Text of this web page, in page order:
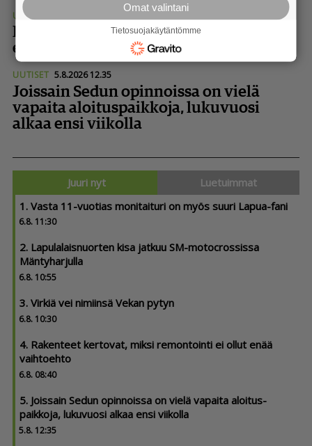
UUTISET
Rakenteet kertovat, miksi remontointi
ei ollut enää vaihtoehto
UUTISET 5.8.2026 12.35
Joissain Sedun opinnoissa on vielä
vapaita aloitus­paikkoja, lukuvuosi
alkaa ensi viikolla
Juuri nyt
Luetuimmat
1. Vasta 11-vuotias monitaituri on myös suuri Lapua-fani
6.8. 11:30
2. Lapula­lais­nuorten kisa jatkuu SM-motocrossissa
Mäntyharjulla
6.8. 10:55
3. Virkiä vei nimiinsä Vekan pytyn
6.8. 10:30
4. Rakenteet kertovat, miksi remontointi ei ollut enää
vaihtoehto
6.8. 08:40
5. Joissain Sedun opinnoissa on vielä vapaita aloitus­
paikkoja, lukuvuosi alkaa ensi viikolla
5.8. 12:35
Omat valintani
Tietosuojakäytäntömme